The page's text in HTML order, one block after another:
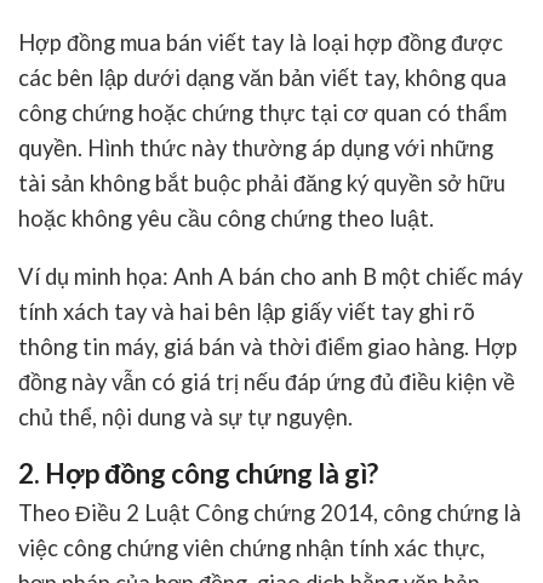
Hợp đồng mua bán viết tay là loại hợp đồng được
các bên lập dưới dạng văn bản viết tay, không qua
công chứng hoặc chứng thực tại cơ quan có thẩm
quyền. Hình thức này thường áp dụng với những
tài sản không bắt buộc phải đăng ký quyền sở hữu
hoặc không yêu cầu công chứng theo luật.
Ví dụ minh họa: Anh A bán cho anh B một chiếc máy
tính xách tay và hai bên lập giấy viết tay ghi rõ
thông tin máy, giá bán và thời điểm giao hàng. Hợp
đồng này vẫn có giá trị nếu đáp ứng đủ điều kiện về
chủ thể, nội dung và sự tự nguyện.
2. Hợp đồng công chứng là gì?
Theo Điều 2 Luật Công chứng 2014, công chứng là
việc công chứng viên chứng nhận tính xác thực,